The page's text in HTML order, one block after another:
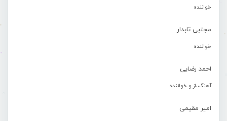
خواننده
مجتبی تابدار
خواننده
احمد رضایی
آهنگساز و خواننده
امیر مقیمی